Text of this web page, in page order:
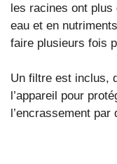
les racines ont plus
eau et en
faire plusieurs fois
Un filtre est inclus,
l’appareil pour
l’encrassement par